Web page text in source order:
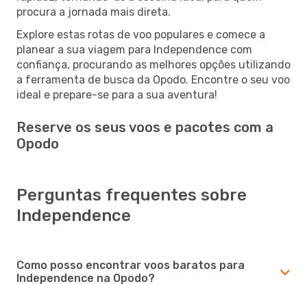
procura a jornada mais direta.
Explore estas rotas de voo populares e comece a
planear a sua viagem para Independence com
confiança, procurando as melhores opções utilizando
a ferramenta de busca da Opodo. Encontre o seu voo
ideal e prepare-se para a sua aventura!
Reserve os seus voos e pacotes com a
Opodo
Perguntas frequentes sobre
Independence
Como posso encontrar voos baratos para
Independence na Opodo?